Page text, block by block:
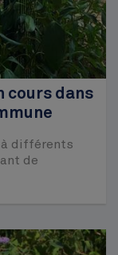
cours dans
à différents
de